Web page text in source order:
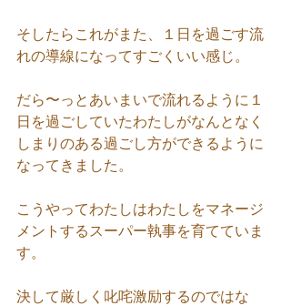
そしたらこれがまた、１日を過ごす流
れの導線になってすごくいい感じ。
だら〜っとあいまいで流れるように１
日を過ごしていたわたしがなんとなく
しまりのある過ごし方ができるように
なってきました。
こうやってわたしはわたしをマネージ
メントするスーパー執事を育てていま
す。
決して厳しく叱咤激励するのではな